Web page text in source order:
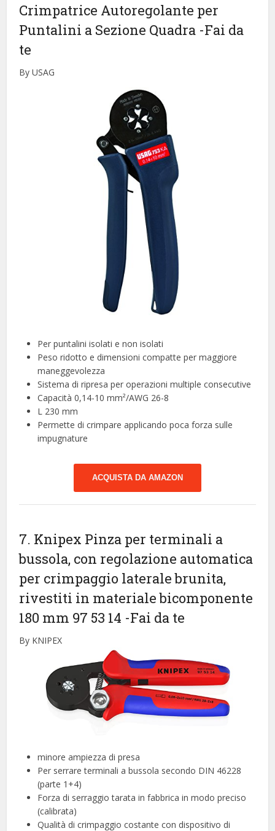
Crimpatrice Autoregolante per
Puntalini a Sezione Quadra -Fai da
te
By USAG
Per puntalini isolati e non isolati
Peso ridotto e dimensioni compatte per maggiore
maneggevolezza
Sistema di ripresa per operazioni multiple consecutive
Capacità 0,14-10 mm²/AWG 26-8
L 230 mm
Permette di crimpare applicando poca forza sulle
impugnature
ACQUISTA DA AMAZON
7. Knipex Pinza per terminali a
bussola, con regolazione automatica
per crimpaggio laterale brunita,
rivestiti in materiale bicomponente
180 mm 97 53 14 -Fai da te
By KNIPEX
minore ampiezza di presa
Per serrare terminali a bussola secondo DIN 46228
(parte 1+4)
Forza di serraggio tarata in fabbrica in modo preciso
(calibrata)
Qualità di crimpaggio costante con dispositivo di